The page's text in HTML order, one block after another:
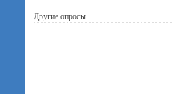
Другие опросы